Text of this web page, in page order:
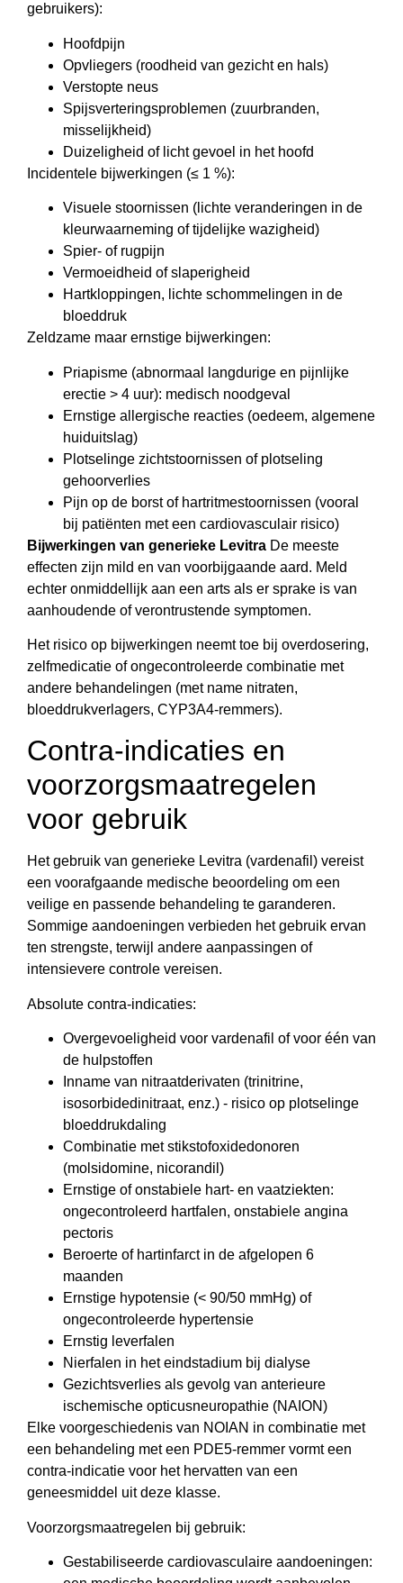
gebruikers):
Hoofdpijn
Opvliegers (roodheid van gezicht en hals)
Verstopte neus
Spijsverteringsproblemen (zuurbranden,
misselijkheid)
Duizeligheid of licht gevoel in het hoofd
Incidentele bijwerkingen (≤ 1 %):
Visuele stoornissen (lichte veranderingen in de
kleurwaarneming of tijdelijke wazigheid)
Spier- of rugpijn
Vermoeidheid of slaperigheid
Hartkloppingen, lichte schommelingen in de
bloeddruk
Zeldzame maar ernstige bijwerkingen:
Priapisme (abnormaal langdurige en pijnlijke
erectie > 4 uur): medisch noodgeval
Ernstige allergische reacties (oedeem, algemene
huiduitslag)
Plotselinge zichtstoornissen of plotseling
gehoorverlies
Pijn op de borst of hartritmestoornissen (vooral
bij patiënten met een cardiovasculair risico)
Bijwerkingen van generieke Levitra De meeste
effecten zijn mild en van voorbijgaande aard. Meld
echter onmiddellijk aan een arts als er sprake is van
aanhoudende of verontrustende symptomen.
Het risico op bijwerkingen neemt toe bij overdosering,
zelfmedicatie of ongecontroleerde combinatie met
andere behandelingen (met name nitraten,
bloeddrukverlagers, CYP3A4-remmers).
Contra-indicaties en
voorzorgsmaatregelen
voor gebruik
Het gebruik van generieke Levitra (vardenafil) vereist
een voorafgaande medische beoordeling om een
veilige en passende behandeling te garanderen.
Sommige aandoeningen verbieden het gebruik ervan
ten strengste, terwijl andere aanpassingen of
intensievere controle vereisen.
Absolute contra-indicaties:
Overgevoeligheid voor vardenafil of voor één van
de hulpstoffen
Inname van nitraatderivaten (trinitrine,
isosorbidedinitraat, enz.) - risico op plotselinge
bloeddrukdaling
Combinatie met stikstofoxidedonoren
(molsidomine, nicorandil)
Ernstige of onstabiele hart- en vaatziekten:
ongecontroleerd hartfalen, onstabiele angina
pectoris
Beroerte of hartinfarct in de afgelopen 6
maanden
Ernstige hypotensie (< 90/50 mmHg) of
ongecontroleerde hypertensie
Ernstig leverfalen
Nierfalen in het eindstadium bij dialyse
Gezichtsverlies als gevolg van anterieure
ischemische opticusneuropathie (NAION)
Elke voorgeschiedenis van NOIAN in combinatie met
een behandeling met een PDE5-remmer vormt een
contra-indicatie voor het hervatten van een
geneesmiddel uit deze klasse.
Voorzorgsmaatregelen bij gebruik:
Gestabiliseerde cardiovasculaire aandoeningen: